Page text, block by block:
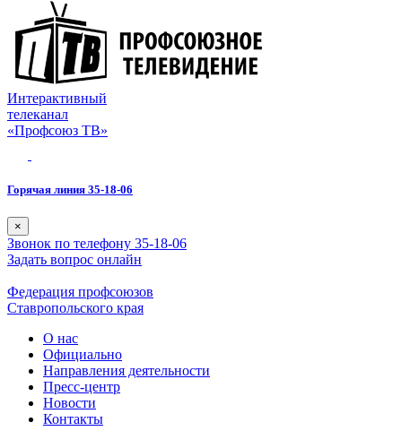
Интерактивный
телеканал
«Профсоюз ТВ»
Горячая линия 35-18-06
×
Звонок по телефону 35-18-06
Задать вопрос онлайн
Федерация профсоюзов
Ставропольского края
О нас
Официально
Направления деятельности
Пресс-центр
Новости
Контакты